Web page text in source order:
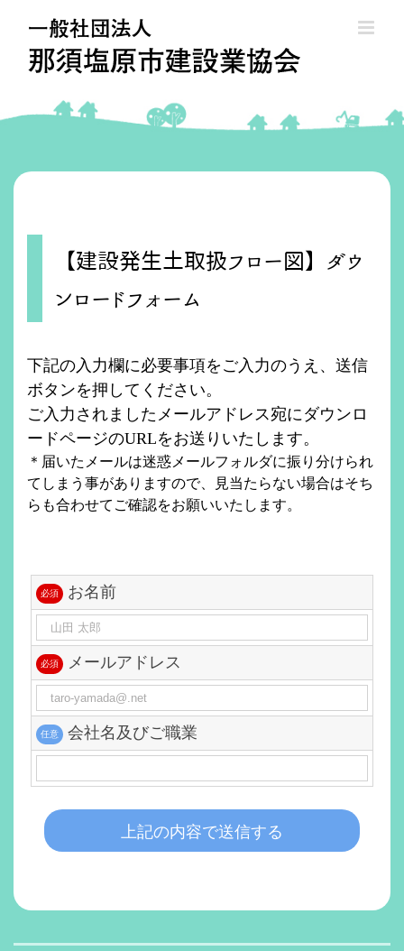
content
【建設発生土取扱フロー図】ダウ
ンロードフォーム
下記の入力欄に必要事項をご入力のうえ、送信
ボタンを押してください。
ご入力されましたメールアドレス宛にダウンロ
ードページのURLをお送りいたします。
＊届いたメールは迷惑メールフォルダに振り分けられ
てしまう事がありますので、見当たらない場合はそち
らも合わせてご確認をお願いいたします。
必須 お名前
必須 メールアドレス
任意 会社名及びご職業